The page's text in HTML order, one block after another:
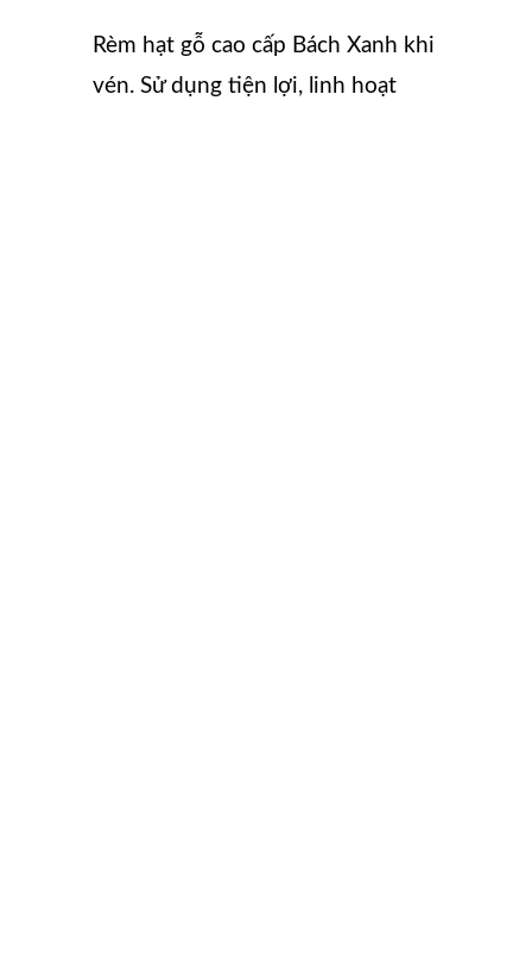
Rèm hạt gỗ cao cấp Bách Xanh khi
vén. Sử dụng tiện lợi, linh hoạt